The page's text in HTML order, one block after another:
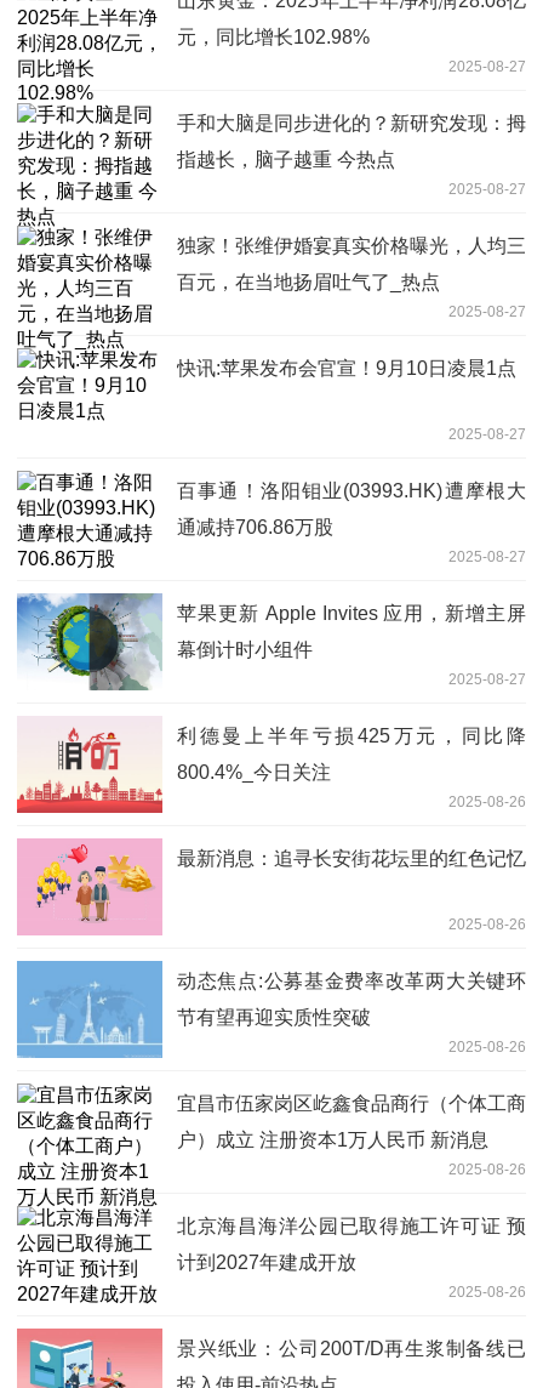
元，同比增长102.98%
2025-08-27
手和大脑是同步进化的？新研究发现：拇
指越长，脑子越重 今热点
2025-08-27
独家！张维伊婚宴真实价格曝光，人均三
百元，在当地扬眉吐气了_热点
2025-08-27
快讯:苹果发布会官宣！9月10日凌晨1点
2025-08-27
百事通！洛阳钼业(03993.HK)遭摩根大
通减持706.86万股
2025-08-27
苹果更新 Apple Invites 应用，新增主屏
幕倒计时小组件
2025-08-27
利德曼上半年亏损425万元，同比降
800.4%_今日关注
2025-08-26
最新消息：追寻长安街花坛里的红色记忆
2025-08-26
动态焦点:公募基金费率改革两大关键环
节有望再迎实质性突破
2025-08-26
宜昌市伍家岗区屹鑫食品商行（个体工商
户）成立 注册资本1万人民币 新消息
2025-08-26
北京海昌海洋公园已取得施工许可证 预
计到2027年建成开放
2025-08-26
景兴纸业：公司200T/D再生浆制备线已